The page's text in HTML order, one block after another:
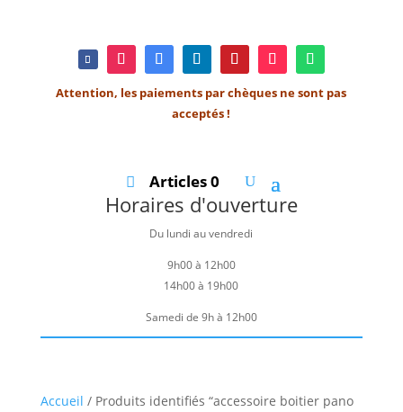
Attention, les paiements par chèques ne sont pas
acceptés !
Articles 0
Horaires d'ouverture
Du lundi au vendredi
9h00 à 12h00
14h00 à 19h00
Samedi de 9h à 12h00
Accueil / Produits identifiés “accessoire boitier pano